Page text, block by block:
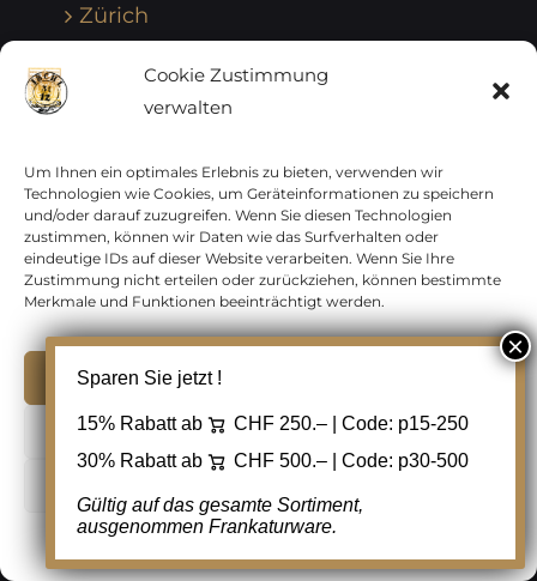
Cookie Zustimmung
verwalten
Um Ihnen ein optimales Erlebnis zu bieten, verwenden wir
Technologien wie Cookies, um Geräteinformationen zu speichern
und/oder darauf zuzugreifen. Wenn Sie diesen Technologien
zustimmen, können wir Daten wie das Surfverhalten oder
eindeutige IDs auf dieser Website verarbeiten. Wenn Sie Ihre
Zustimmung nicht erteilen oder zurückziehen, können bestimmte
Merkmale und Funktionen beeinträchtigt werden.
Ablehnen
Zürich
Strubeli
Telegraphenmarken
Wertziffer
Zeppelinpost
Zierbriefe
Zusammendrucke
Zuschlagsausgaben
Sparen Sie jetzt !
15% Rabatt ab CHF 250.– | Code: p15-250
30% Rabatt ab
CHF 500.– | Code: p30-500
Gültig auf das gesamte Sortiment,
ausgenommen Frankaturware.